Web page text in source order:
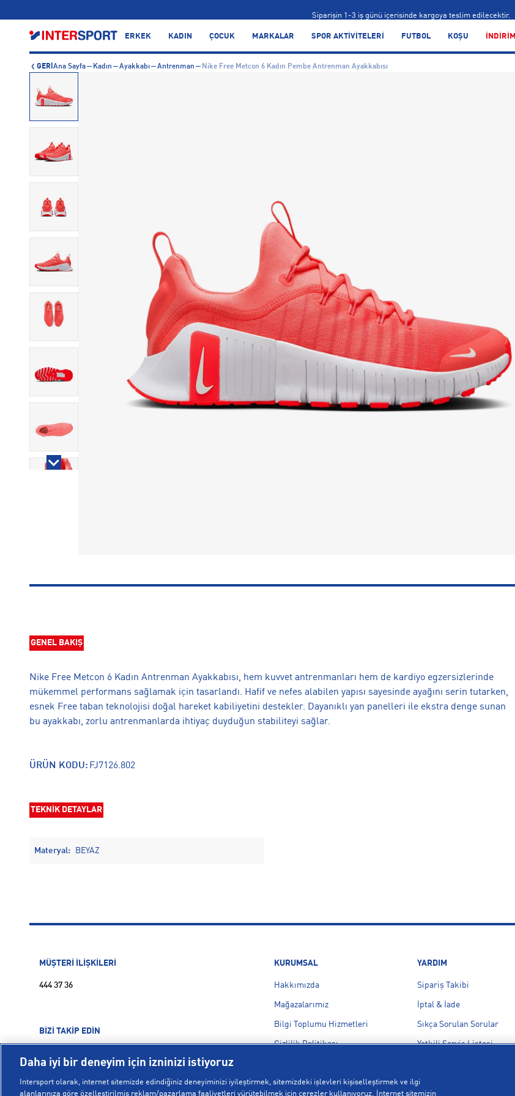
Bonus kartlara özel vade farksız taksit seçenekleri!
ERKEK KADIN ÇOCUK MARKALAR SPOR AKTİVİTELERİ FUTBOL KOŞU İNDİRİM
GERİ Ana Sayfa Kadın Ayakkabı Antrenman
Nike Free Metcon 6 Kadın Pembe Antrenman Ayakkabısı
GENEL BAKIŞ
Nike Free Metcon 6 Kadın Antrenman Ayakkabısı, hem kuvvet antrenmanları hem de kardiyo egzersizlerinde
mükemmel performans sağlamak için tasarlandı. Hafif ve nefes alabilen yapısı sayesinde ayağını serin tutarken,
esnek Free taban teknolojisi doğal hareket kabiliyetini destekler. Dayanıklı yan panelleri ile ekstra denge sunan
bu ayakkabı, zorlu antrenmanlarda ihtiyaç duyduğun stabiliteyi sağlar.
ÜRÜN KODU: FJ7126.802
TEKNİK DETAYLAR
Materyal: BEYAZ
MÜŞTERİ İLİŞKİLERİ
444 37 36
BİZİ TAKİP EDİN
KURUMSAL
Hakkımızda
Mağazalarımız
Bilgi Toplumu Hizmetleri
Gizlilik Politikası
Kampanyalar
YARDIM
Sipariş Takibi
İptal & İade
Sıkça Sorulan Sorular
Yetkili Servis Listesi
Daha iyi bir deneyim için izninizi istiyoruz
Intersport olarak, internet sitemizde edindiğiniz deneyiminizi iyileştirmek, sitemizdeki işlevleri kişiselleştirmek ve ilgi
alanlarınıza göre özelleştirilmiş reklam/pazarlama faaliyetleri yürütebilmek için çerezler kullanıyoruz. İnternet sitemizin